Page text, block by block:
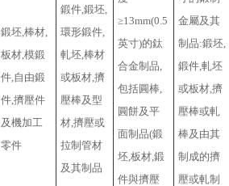
鍛坯,棒材,
板材,模鍛
件,自由鍛
件,擠壓件
及機加工
零件
鍛件,鍛坯,
環形鍛件,
軋坯,棒材
或板材,擠
壓棒及型
材,擠壓或
拉制管材
及其制品
≥13mm(0.5
英寸)的鈦
合金制品,
包括圓棒,
圓餅及平
面制品(鍛
坯,板材,鍛
件與擠壓
金屬及其
制品:鍛坯,
鍛件,軋坯
或板材,擠
壓棒或軋
棒及由其
制成的擠
壓或軋制